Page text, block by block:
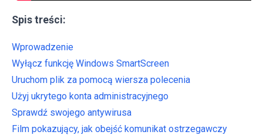
Spis treści:
Wprowadzenie
Wyłącz funkcję Windows SmartScreen
Uruchom plik za pomocą wiersza polecenia
Użyj ukrytego konta administracyjnego
Sprawdź swojego antywirusa
Film pokazujący, jak obejść komunikat ostrzegawczy